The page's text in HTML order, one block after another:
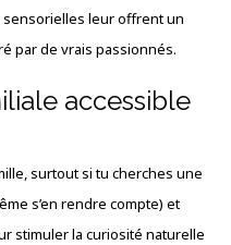
leur offrent un
par de vrais passionnés.
accessible
surtout si tu cherches une
s’en rendre compte) et
stimuler la curiosité naturelle